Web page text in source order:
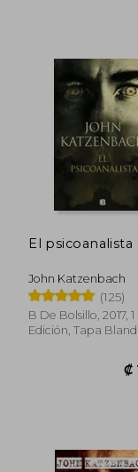
El psicoanalista
John Katzenbach
(125)
B De Bolsillo, 2017, 1
Edición, Tapa